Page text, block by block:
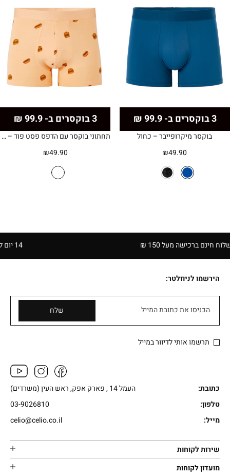
3 בוקסרים ב- 99.9 ₪
בוקסר מיקרופייבר – כחול
₪49.90
3 בוקסרים ב- 99.9 ₪
תחתוני בוקסר עם הדפס פסט פוד – כתום בהיר
₪49.90
ברכישה מעל 150 ₪
הירשמו לניוזלטר:
הכניסו את כתובת המייל שלח
תרשמו אותי לדיוור במייל
כתובת:
העמל 14 , פארק אפק, ראש העין (משרדים)
טלפון:
03-9026810
מייל:
celio@celio.co.il
שירות לקוחות
מועדון לקוחות